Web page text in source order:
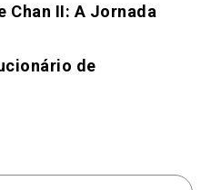
Chan II: A Jornada
de